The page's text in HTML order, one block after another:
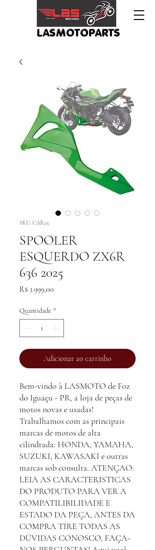
LASMOTOPARTS
SKU: CAR25
SPOOLER
ESQUERDO ZX6R
636 2025
R$ 1.999,00
Quantidade *
Adicionar ao carrinho
Bem-vindo à LASMOTO de Foz
do Iguaçu - PR, a loja de peças de
motos novas e usadas!
Trabalhamos com as principais
marcas de motos de alta
cilindrada: HONDA, YAMAHA,
SUZUKI, KAWASAKI e outras
marcas sob consulta. ATENÇAO:
LEIA AS CARACTERISTICAS
DO PRODUTO PARA VER A
COMPATILIBILIDADE E
ESTADO DA PEÇA, ANTES DA
COMPRA TIRE TODAS AS
DÚVIDAS CONOSCO, FAÇA-